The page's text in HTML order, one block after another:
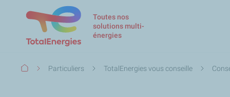
Toutes nos
solutions multi-
énergies
Fil
Particuliers TotalEnergies vous conseille